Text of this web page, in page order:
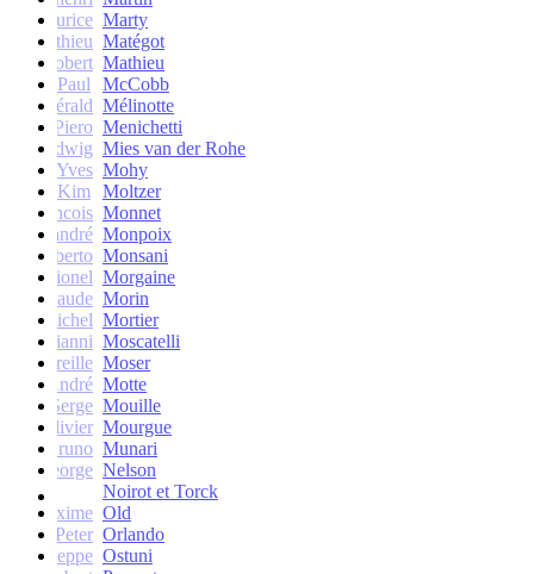
Maurice Marty
Mathieu Matégot
Robert Mathieu
Paul
McCobb
Gérald Mélinotte
Piero Menichetti
Ludwig Mies van der Rohe
Yves Mohy
Kim
Moltzer
Francois Monnet
andré Monpoix
Roberto Monsani
Lionel Morgaine
Claude Morin
Michel Mortier
Gianni Moscatelli
Mireille Moser
André Motte
Serge Mouille
Olivier Mourgue
Bruno Munari
George Nelson
Noirot et Torck
Maxime Old
Peter Orlando
Giuseppe Ostuni